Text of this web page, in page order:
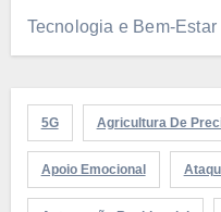
Tecnologia e Bem-Estar
5G Agricultura De
Apoio Emocional